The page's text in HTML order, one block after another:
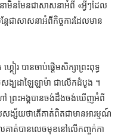
មិនមែនជាសាសនាអំពី «អ្វីៗដែល
ជាសាសនាអំពីកិច្ចការដែលមាន
ៀរ បានចាប់ផ្ដើមសិក្សាព្រះពុទ្ធ
ង្ឃដាឡៃឡាម៉ា ជាលើកដំបូង ។
ៅ ព្រះអង្គបានចង់ដឹងចង់ឃើញអំពី
ង្ស័យថាតើគាត់ពិតជាមានអារម្មណ៍
លគាត់បានលេចមុខនៅលើកញ្ចក់កា